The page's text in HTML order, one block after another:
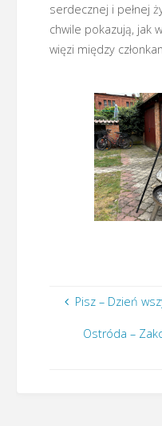
serdecznej i pełnej
chwile pokazują, jak
więzi między
Pisz – Dzień
Ostróda –